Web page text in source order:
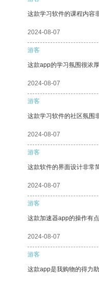
这款学习软件的课程内容
2024-08-07
游客
这款app的学习氛围很浓
2024-08-07
游客
这款学习软件的社区氛围
2024-08-07
游客
这款软件的界面设计非常
2024-08-07
游客
这款加速器app的操作有
2024-08-07
游客
这款app是我购物的得力